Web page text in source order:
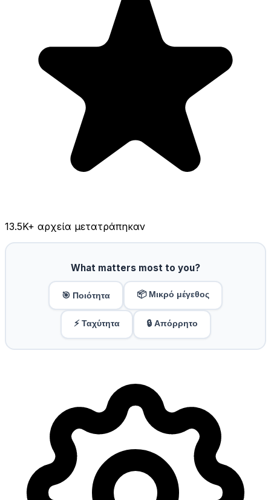
13.5K+ αρχεία μετατράπηκαν
What matters most to you?
🎯 Ποιότητα 📦 Μικρό μέγεθος
⚡ Ταχύτητα 🔒 Απόρρητο